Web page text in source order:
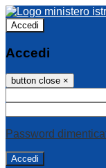
Accedi
Accedi
button close ×
Password